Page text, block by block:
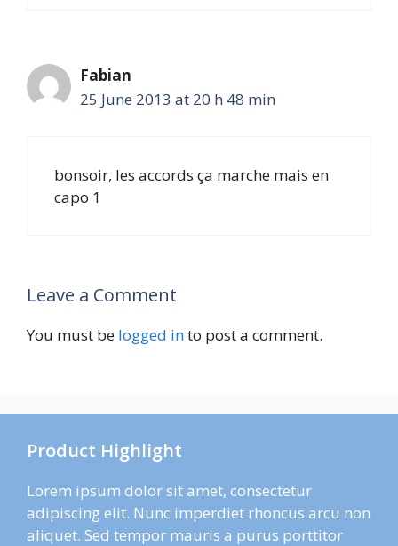
Fabian
25 June 2013 at 20 h 48 min
bonsoir, les accords ça marche mais en
capo 1
Leave a Comment
You must be logged into post a comment.
Product Highlight
Lorem ipsum dolor sit amet, consectetur
adipiscing elit. Nunc imperdiet rhoncus arcu non
aliquet. Sed tempor mauris a purus porttitor